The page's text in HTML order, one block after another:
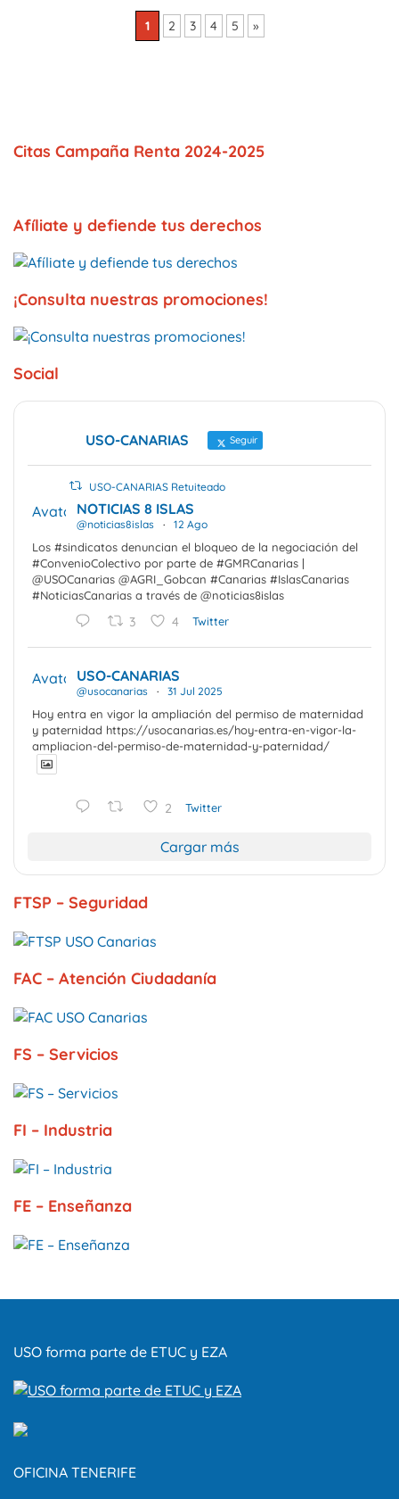
1 2 3 4 5 »
Citas Campaña Renta 2024-2025
Afíliate y defiende tus derechos
¡Consulta nuestras promociones!
Social
USO-CANARIAS Seguir
USO-CANARIAS Retuiteado
Avatar NOTICIAS 8 ISLAS
@noticias8islas · 12 Ago
Los #sindicatos denuncian el bloqueo de la negociación del
#ConvenioColectivo por parte de #GMRCanarias |
@USOCanarias @AGRI_Gobcan #Canarias #IslasCanarias
#NoticiasCanarias a través de @noticias8islas
3 4 Twitter
Avatar USO-CANARIAS
@usocanarias · 31 Jul 2025
Hoy entra en vigor la ampliación del permiso de maternidad
y paternidad https://usocanarias.es/hoy-entra-en-vigor-la-
ampliacion-del-permiso-de-maternidad-y-paternidad/
2 Twitter
Cargar más
FTSP – Seguridad
FAC – Atención Ciudadanía
FS – Servicios
FI – Industria
FE – Enseñanza
USO forma parte de ETUC y EZA
OFICINA TENERIFE